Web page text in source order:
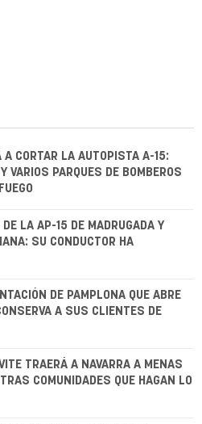
A CORTAR LA AUTOPISTA A-15:
VARIOS PARQUES DE BOMBEROS
LA AP-15 DE MADRUGADA Y
SU CONDUCTOR HA
DE PAMPLONA QUE ABRE
A SUS CLIENTES DE
TRAERÁ A NAVARRA A MENAS
COMUNIDADES QUE HAGAN LO